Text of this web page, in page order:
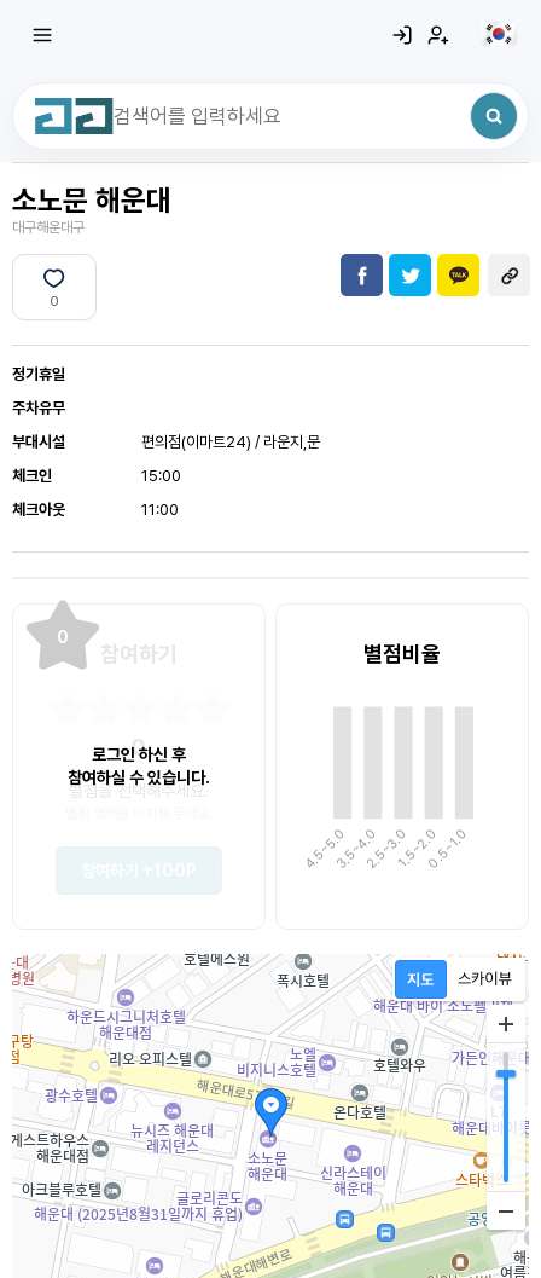
최근 검색어
소노문 해운대
대구해운대구
0
정기휴일
주차유무
부대시설
편의점(이마트24) / 라운지,문
체크인
15:00
체크아웃
11:00
0
참여하기
0
별점을 선택해주세요.
로그인 하신 후
참여하실 수 있습니다.
별점비율
4.5~5.03.5~4.02.5~3.01.5~2.00.5~1.0